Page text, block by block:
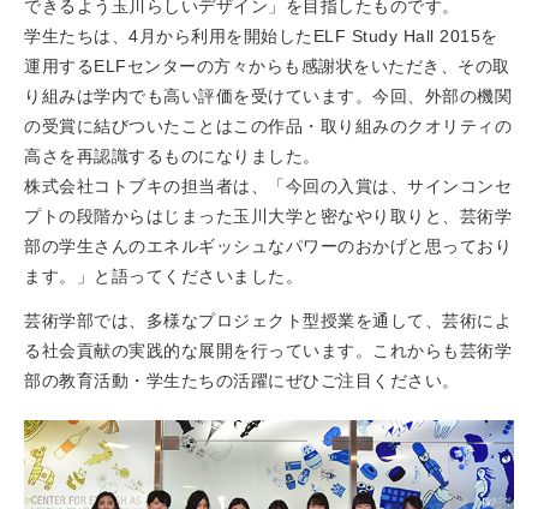
できるよう玉川らしいデザイン」を目指したものです。
学生たちは、4月から利用を開始したELF Study Hall 2015を
運用するELFセンターの方々からも感謝状をいただき、その取
り組みは学内でも高い評価を受けています。今回、外部の機関
の受賞に結びついたことはこの作品・取り組みのクオリティの
高さを再認識するものになりました。
株式会社コトブキの担当者は、「今回の入賞は、サインコンセ
プトの段階からはじまった玉川大学と密なやり取りと、芸術学
部の学生さんのエネルギッシュなパワーのおかげと思っており
ます。」と語ってくださいました。
芸術学部では、多様なプロジェクト型授業を通して、芸術によ
る社会貢献の実践的な展開を行っています。これからも芸術学
部の教育活動・学生たちの活躍にぜひご注目ください。